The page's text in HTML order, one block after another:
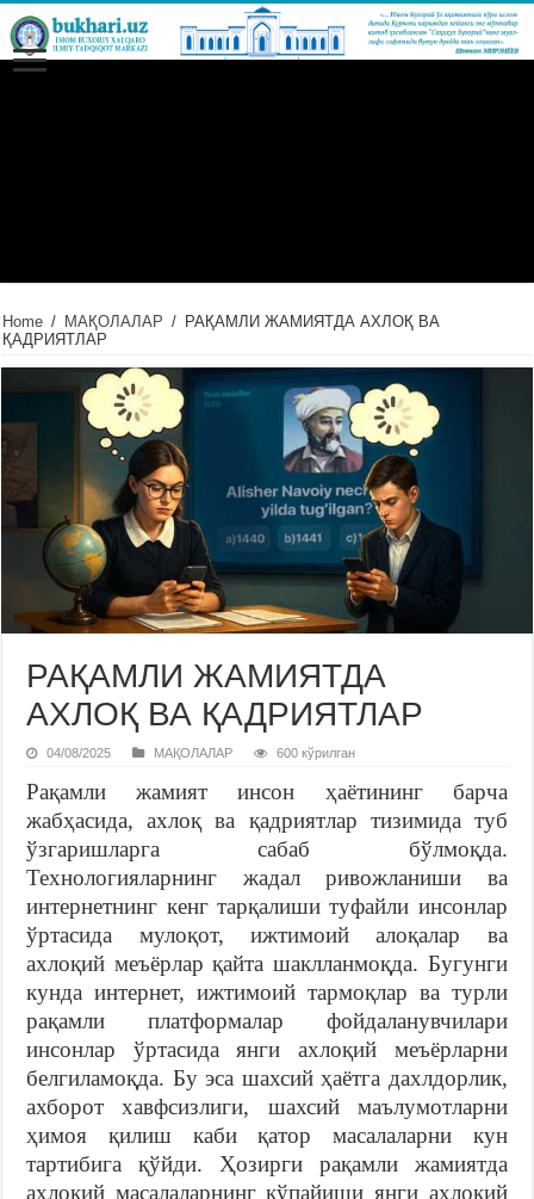
Home / МАҚОЛАЛАР / РАҚАМЛИ ЖАМИЯТДА АХЛОҚ ВА
ҚАДРИЯТЛАР
РАҚАМЛИ ЖАМИЯТДА
АХЛОҚ ВА ҚАДРИЯТЛАР
04/08/2025 МАҚОЛАЛАР 600 кўрилган
Рақамли жамият инсон ҳаётининг барча
жабҳасида, ахлоқ ва қадриятлар тизимида туб
ўзгаришларга сабаб бўлмоқда.
Технологияларнинг жадал ривожланиши ва
интернетнинг кенг тарқалиши туфайли инсонлар
ўртасида мулоқот, ижтимоий алоқалар ва
ахлоқий меъёрлар қайта шаклланмоқда. Бугунги
кунда интернет, ижтимоий тармоқлар ва турли
рақамли платформалар фойдаланувчилари
инсонлар ўртасида янги ахлоқий меъёрларни
белгиламоқда. Бу эса шахсий ҳаётга дахлдорлик,
ахборот хавфсизлиги, шахсий маълумотларни
ҳимоя қилиш каби қатор масалаларни кун
тартибига қўйди. Ҳозирги рақамли жамиятда
ахлоқий масалаларнинг кўпайиши янги ахлоқий